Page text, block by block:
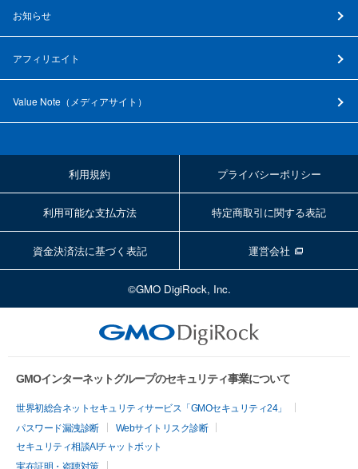
お知らせ
アフィリエイト
Value Note（ メディアサイト ）
利用規約 プライバシーポリシー
利用可能な支払方法 特定商取引に関する表記
資金決済法に基づく表記 運営会社
©GMO DigiRock, Inc.
GMOインターネットグループのセキュリティ事業について
世界初総合ネットセキュリティサービス「GMOセキュリティ24」
パスワード漏洩診断
Webサイトリスク診断
セキュリティ相談AIチャットボット
実在証明・盗聴対策